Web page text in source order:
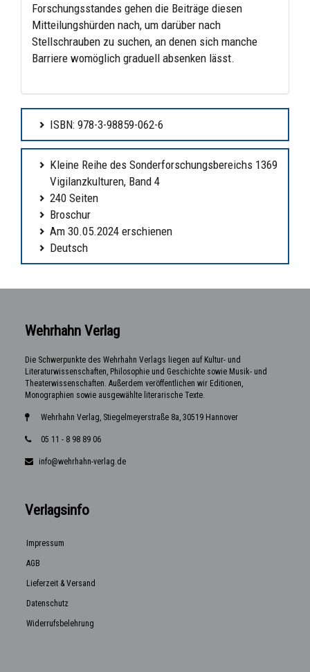
Forschungsstandes gehen die Beiträge diesen
Mitteilungshürden nach, um darüber nach
Stellschrauben zu suchen, an denen sich manche
Barriere womöglich graduell absenken lässt.
ISBN: 978-3-98859-062-6
Kleine Reihe des Sonderforschungsbereichs 1369
Vigilanzkulturen, Band 4
240 Seiten
Broschur
Am 30.05.2024 erschienen
Deutsch
Wehrhahn Verlag
Die Schwerpunkte des Wehrhahn Verlags liegen auf Kultur- und
Literaturwissenschaften, Philosophie und Geschichte sowie Musik- und
Theaterwissenschaften. Außerdem veröffentlichen wir Editionen,
Monographien sowie ausgewählte literarische Texte.
Wehrhahn Verlag, Stiegelmeyerstraße 8a, 30519 Hannover
05 11 - 8 98 89 06
info@wehrhahn-verlag.de
Verlagsinfo
Impressum
AGB
Lieferzeit & Versand
Datenschutz
Widerrufsbelehrung